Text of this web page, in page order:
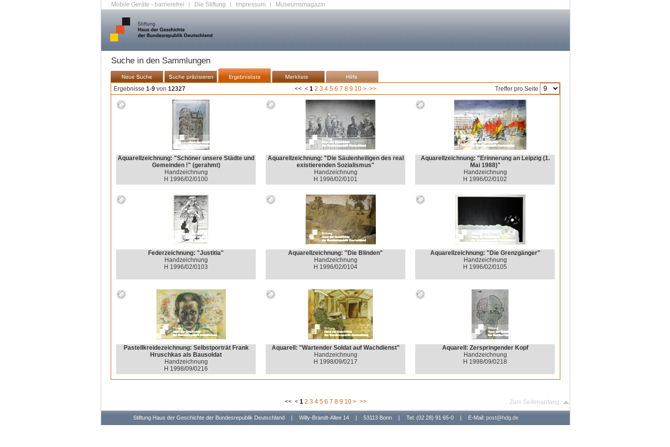
Mobile Geräte - barrierefrei | Die Stiftung | Impressum | Museumsmagazin
Suche in den Sammlungen
Ergebnisse 1-9 von 12327 << < 1 2 3 4 5 6 7 8 9 10 > >> Treffer pro Seite
Aquarellzeichnung: "Schöner unsere Städte und
Gemeinden !" (gerahmt)
Handzeichnung
H 1996/02/0100
Aquarellzeichnung: "Die Säulenheiligen des real
existierenden Sozialismus"
Handzeichnung
H 1996/02/0101
Aquarellzeichnung: "Erinnerung an Leipzig (1.
Mai 1988)"
Handzeichnung
H 1996/02/0102
Federzeichnung: "Justitia"
Handzeichnung
H 1996/02/0103
Aquarellzeichnung: "Die Blinden"
Handzeichnung
H 1996/02/0104
Aquarellzeichnung: "Die Grenzgänger"
Handzeichnung
H 1996/02/0105
Pastellkreidezeichnung: Selbstporträt Frank
Hruschkas als Bausoldat
Handzeichnung
H 1998/09/0216
Aquarell: "Wartender Soldat auf Wachdienst"
Handzeichnung
H 1998/09/0217
Aquarell: Zerspringender Kopf
Handzeichnung
H 1998/09/0218
<< < 1 2 3 4 5 6 7 8 9 10 > >> Zum Seitenanfang
Stiftung Haus der Geschichte der Bundesrepublik Deutschland | Willy-Brandt-Allee 14 | 53113 Bonn | Tel: (02 28) 91 65-0 | E-Mail: post@hdg.de